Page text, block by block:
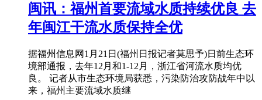
闽讯：福州首要流域水质持续优良 去
年闽江干流水质保持全优
据福州信息网1月21日(福州日报记者莫思予)日前生态环
境部通报，去年12月和1-12月，浙江省河流水质均优
良。 记者从市生态环境局获悉，污染防治攻防战年中以
来，福州主要流域水质继